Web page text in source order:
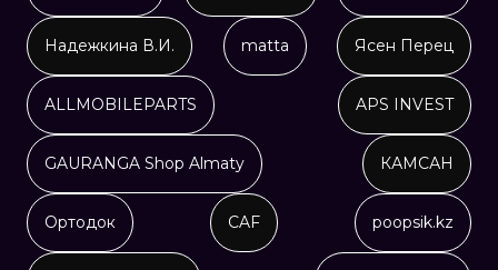
Надежкина В.И. matta Ясен Перец
ALLMOBILEPARTS APS INVEST
GAURANGA Shop Almaty КАМСАН
Ортодок CAF poopsik.kz